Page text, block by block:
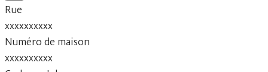
Rue
xxxxxxxxxx
Numéro de maison
xxxxxxxxxx